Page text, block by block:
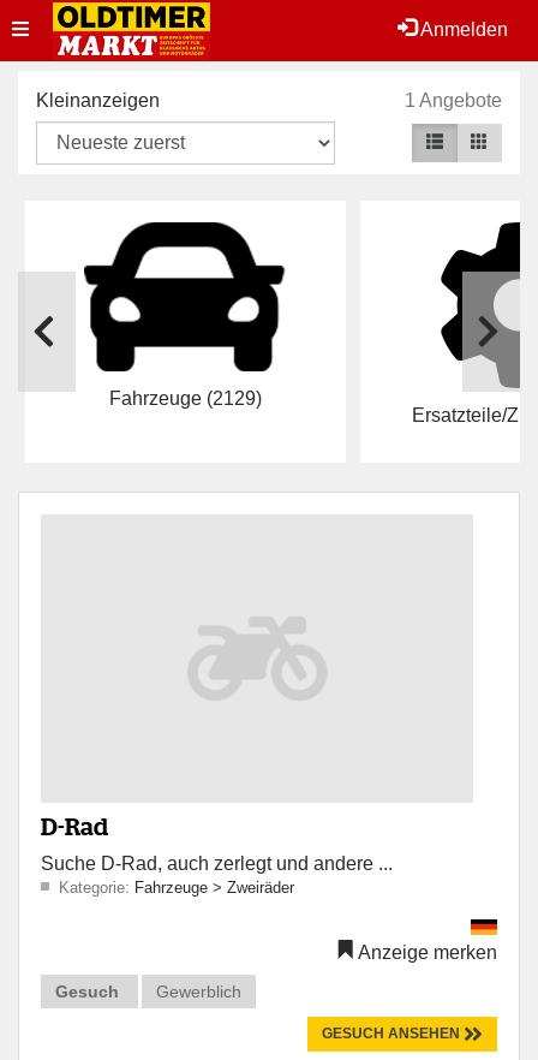
Anmelden
Toggle
navigation
Kleinanzeigen 1 Angebote
Fahrzeuge (2129)
Ersatzteile/
D-Rad
Suche D-Rad, auch zerlegt und andere ...
Kategorie: Fahrzeuge > Zweiräder
Anzeige merken
Gesuch Gewerblich
GESUCH ANSEHEN